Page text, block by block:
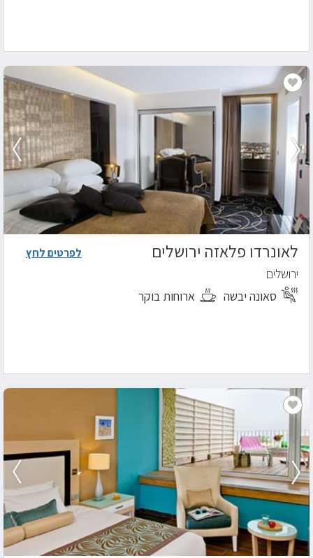
לאונרדו פלאזה ירושלים
ירושלים
סאונה יבשה
ארוחות בוקר
לפרטים לחץ